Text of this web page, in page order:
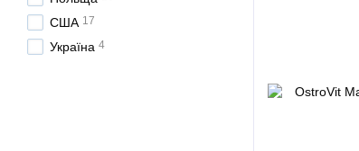
США 17
Україна 4